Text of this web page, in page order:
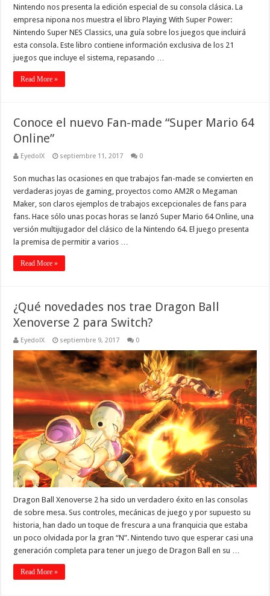
Nintendo nos presenta la edición especial de su consola clásica. La
empresa nipona nos muestra el libro Playing With Super Power:
Nintendo Super NES Classics, una guía sobre los juegos que incluirá
esta consola. Este libro contiene información exclusiva de los 21
juegos que incluye el sistema, repasando …
Read More »
Conoce el nuevo Fan-made “Super Mario 64
Online”
EyedolX septiembre 11, 2017 0
Son muchas las ocasiones en que trabajos fan-made se convierten en
verdaderas joyas de gaming, proyectos como AM2R o Megaman
Maker, son claros ejemplos de trabajos excepcionales de fans para
fans. Hace sólo unas pocas horas se lanzó Super Mario 64 Online, una
versión multijugador del clásico de la Nintendo 64. El juego presenta
la premisa de permitir a varios …
Read More »
¿Qué novedades nos trae Dragon Ball
Xenoverse 2 para Switch?
EyedolX septiembre 9, 2017 0
Dragon Ball Xenoverse 2 ha sido un verdadero éxito en las consolas
de sobre mesa. Sus controles, mecánicas de juego y por supuesto su
historia, han dado un toque de frescura a una franquicia que estaba
un poco olvidada por la gran “N”. Nintendo tuvo que esperar casi una
generación completa para tener un juego de Dragon Ball en su …
Read More »